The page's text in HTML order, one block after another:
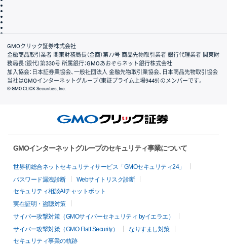
会社案内
GMOクリック証券株式会社
金融商品取引業者 関東財務局長（金商）第77号 商品先物取引業者 銀行代理業者 関東財
務局長（銀代）第330号 所属銀行：GMOあおぞらネット銀行株式会社
加入協会：日本証券業協会、一般社団法人 金融先物取引業協会、日本商品先物取引協会
当社はGMOインターネットグループ（東証プライム上場9449）のメンバーです。
© GMO CLICK Securities, Inc.
GMOインターネットグループのセキュリティ事業について
世界初総合ネットセキュリティサービス「GMOセキュリティ24」
パスワード漏洩診断
Webサイトリスク診断
セキュリティ相談AIチャットボット
実在証明・盗聴対策
サイバー攻撃対策（GMOサイバーセキュリティ byイエラエ）
サイバー攻撃対策（GMO Flatt Security）
なりすまし対策
セキュリティ事業の軌跡